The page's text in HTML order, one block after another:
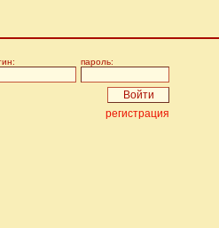
пароль:
регистрация